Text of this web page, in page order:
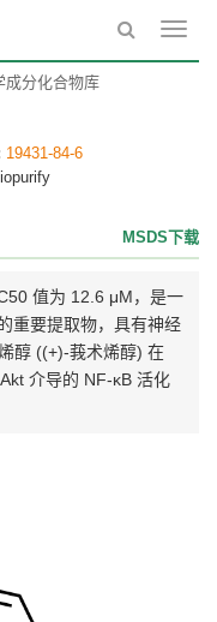
成分化合物库
19431-84-6
MSDS下载
值为 12.6 μM，是一
重要提取物，具有神经
醇 ((+)-莪术烯醇) 在
介导的 NF-κB 活化